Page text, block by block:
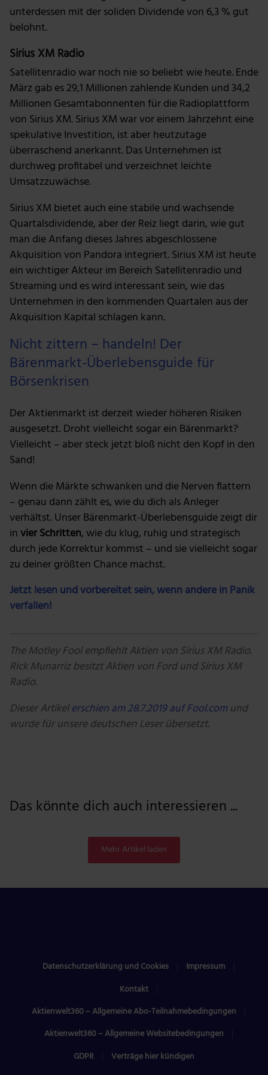
Wir verwenden Cookies, um Inhalte und Anzeigen zu
personalisieren, Funktionen für soziale Medien anbieten
analysieren. Außerdem geben wir Informationen zu
deiner Verwendung unserer Website an unsere Partner
für soziale Medien, Werbung und Analysen weiter.
Unsere Partner führen diese Informationen
möglicherweise mit weiteren Daten zusammen, die du
ihnen bereitgestellt hast oder die sie im Rahmen deiner
Nutzung der Dienste gesammelt haben.
unterdessen mit der soliden Dividende von 6,3 % gut
belohnt.
Sirius XM Radio
Satellitenradio war noch nie so beliebt wie heute. Ende
März gab es 29,1 Millionen zahlende Kunden und 34,2
Millionen Gesamtabonnenten für die Radioplattform
von Sirius XM. Sirius XM war vor einem Jahrzehnt eine
spekulative Investition, ist aber heutzutage
überraschend anerkannt. Das Unternehmen ist
durchweg profitabel und verzeichnet leichte
Umsatzzuwächse.
Sirius XM bietet auch eine stabile und wachsende
Quartalsdividende, aber der Reiz liegt darin, wie gut
man die Anfang dieses Jahres abgeschlossene
Akquisition von Pandora integriert. Sirius XM ist heute
ein wichtiger Akteur im Bereich Satellitenradio und
Streaming und es wird interessant sein, wie das
Unternehmen in den kommenden Quartalen aus der
Akquisition Kapital schlagen kann.
Nicht zittern – handeln! Der
Bärenmarkt-Überlebensguide für
Börsenkrisen
Der Aktienmarkt ist derzeit wieder höheren Risiken
ausgesetzt. Droht vielleicht sogar ein Bärenmarkt?
Vielleicht – aber steck jetzt bloß nicht den Kopf in den
Sand!
Wenn die Märkte schwanken und die Nerven flattern
– genau dann zählt es, wie du dich als Anleger
verhältst. Unser Bärenmarkt-Überlebensguide zeigt dir
invier Schritten, wie du klug, ruhig und strategisch
durch jede Korrektur kommst – und sie vielleicht sogar
zu deiner größten Chance machst.
Jetzt lesen und vorbereitet sein, wenn andere in Panik
verfallen!
The Motley Fool empfiehlt Aktien von Sirius XM Radio.
Rick Munarriz besitzt Aktien von Ford und Sirius XM
Radio.
Dieser Artikelerschien am 28.7.2019 auf Fool.comund
wurde für unsere deutschen Leser übersetzt.
Das könnte dich auch interessieren ...
Mehr Artikel laden
Datenschutzerklärung und Cookies
Impressum
Kontakt
Aktienwelt360 – Allgemeine Abo-Teilnahmebedingungen
Aktienwelt360 – Allgemeine Websitebedingungen
GDPR
Verträge hier kündigen